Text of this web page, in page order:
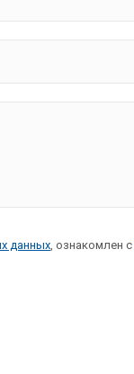
данных , ознакомлен с